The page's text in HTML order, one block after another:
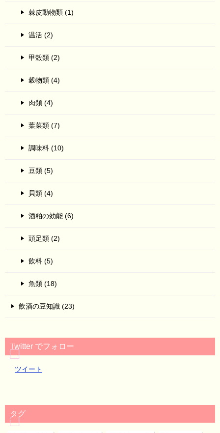
棘皮動物類 (1)
温活 (2)
甲殻類 (2)
穀物類 (4)
肉類 (4)
葉菜類 (7)
調味料 (10)
豆類 (5)
貝類 (4)
酒粕の効能 (6)
頭足類 (2)
飲料 (5)
魚類 (18)
飲酒の豆知識 (23)
Twitter でフォロー
ツイート
タグ